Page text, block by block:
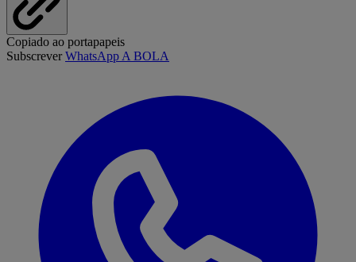
Copiado ao portapapeis
SubscreverWhatsApp A BOLA